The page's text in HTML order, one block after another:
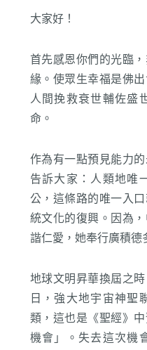
大家好！
首先感恩你們的光臨
緣。使眾生幸福是佛
人間挽救衰世輔佐盛
命。
作為有一點預見能力
告訴大家：人類地唯
公，這條路的唯一入
統文化的復興。因為
諧仁愛，她奉行廣積德
地球文明昇華換屆之
日，強大地宇宙神聖
類，這也是《聖經》
機會」。失去這次機